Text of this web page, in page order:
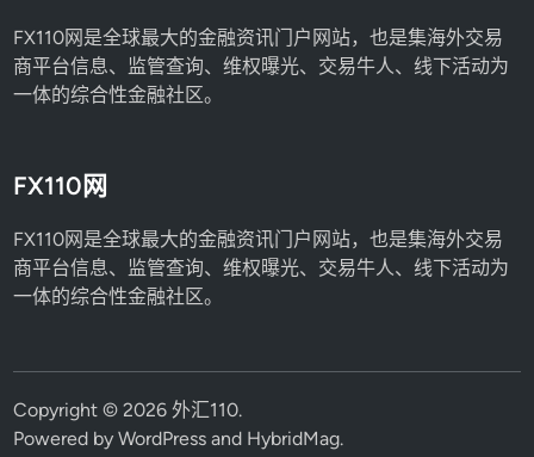
FX110网是全球最大的金融资讯门户网站，也是集海外交易
商平台信息、监管查询、维权曝光、交易牛人、线下活动为
一体的综合性金融社区。
FX110网
FX110网是全球最大的金融资讯门户网站，也是集海外交易
商平台信息、监管查询、维权曝光、交易牛人、线下活动为
一体的综合性金融社区。
Copyright © 2026外汇110.
Powered byWordPress and HybridMag.